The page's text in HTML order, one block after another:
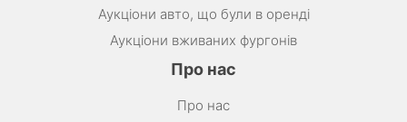
Аукціони авто, що були в оренді
Аукціони вживаних фургонів
Про нас
Про нас